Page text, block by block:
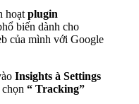
hoạt plugin
biến dành cho
của mình với Google
Insights à Settings
“ Tracking”